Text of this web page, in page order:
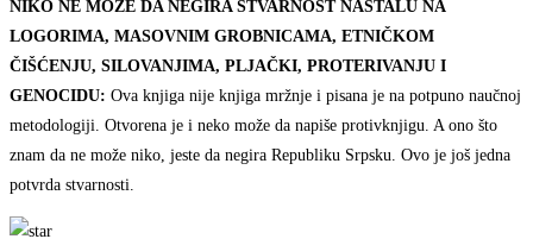
NIKO NE MOŽE DA NEGIRA STVARNOST NASTALU NA
LOGORIMA, MASOVNIM GROBNICAMA, ETNIČKOM
ČIŠĆENJU, SILOVANJIMA, PLJAČKI, PROTERIVANJU I
GENOCIDU: Ova knjiga nije knjiga mržnje i pisana je na potpuno naučnoj
metodologiji. Otvorena je i neko može da napiše protivknjigu. A ono što
znam da ne može niko, jeste da negira Republiku Srpsku. Ovo je još jedna
potvrda stvarnosti.